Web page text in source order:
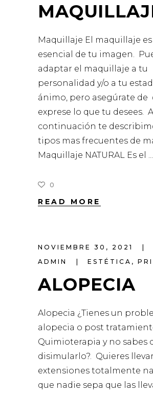
Maquillaje El maquillaje
esencial de tu imagen.
adaptar el maquillaje a tu
personalidad y/o a tu
ánimo, pero asegúrate de
exprese lo que tu desees. A
continuación te
tipos mas frecuentes de
Maquillaje NATURAL Es el
0
READ MORE
NOVIEMBRE 30, 2021
ADMIN
ESTÉTICA ,
ALOPECIA
Alopecia ¿Tienes un
alopecia o post
Quimioterapia y no sabes
disimularlo?. Quieres
extensiones totalmente
que nadie sepa que las